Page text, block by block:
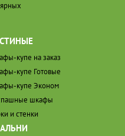
купе на заказ
купе Готовые
купе Эконом
шкафы
и стенки